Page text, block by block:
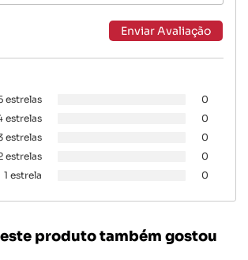
estrelas
0
estrelas
0
estrelas
0
estrelas
0
1 estrela
0
produto também gostou